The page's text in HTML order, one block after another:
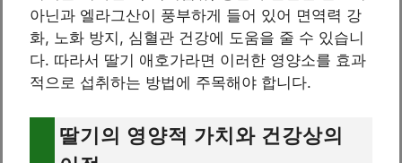
아닌과 엘라그산이 풍부하게 들어 있어 면역력 강
화, 노화 방지, 심혈관 건강에 도움을 줄 수 있습니
다. 따라서 딸기 애호가라면 이러한 영양소를 효과
적으로 섭취하는 방법에 주목해야 합니다.
딸기의 영양적 가치와 건강상의